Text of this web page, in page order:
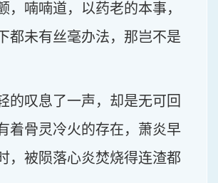
，喃喃道，以药老的本事，
都未有丝毫办法，那岂不是
的叹息了一声，却是无可回
着骨灵冷火的存在，萧炎早
，被陨落心炎焚烧得连渣都